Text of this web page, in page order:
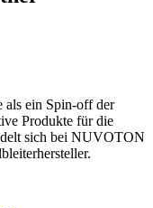
ein Spin-off der
Produkte für die
sich bei NUVOTON